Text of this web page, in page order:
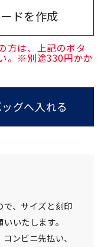
ドを作成
方は、上記のボタ
。※別途330円かか
グへ入れる
、サイズと刻印
いたします。
ンビニ先払い、